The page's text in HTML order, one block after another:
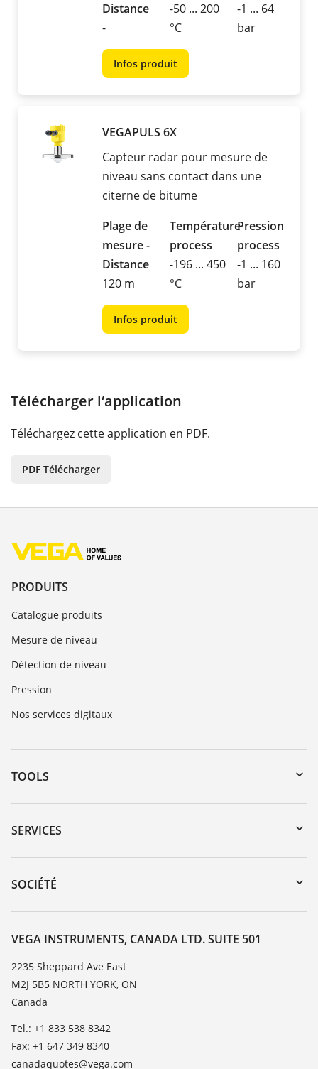
Distance
-
-50 ... 200
°C
-1 ... 64
bar
Infos produit
VEGAPULS 6X
Capteur radar pour mesure de
niveau sans contact dans une
citerne de bitume
Plage de
mesure -
Distance
120 m
Température
process
-196 ... 450
°C
Pression
process
-1 ... 160
bar
Infos produit
Télécharger l‘application
Téléchargez cette application en PDF.
PDF Télécharger
PRODUITS
Catalogue produits
Mesure de niveau
Détection de niveau
Pression
Nos services digitaux
TOOLS
Téléchargements
Recherche par numéro de série
DTM Collection/PACTware
SERVICES
Retour d'appareil
Service client
SOCIÉTÉ
À propos de VEGA
Contact
News
Presse
Blog
VEGA INSTRUMENTS, CANADA LTD. SUITE 501
2235 Sheppard Ave East
M2J 5B5 NORTH YORK, ON
Canada
Tel.: +1 833 538 8342
Fax: +1 647 349 8340
canadaquotes@vega.com